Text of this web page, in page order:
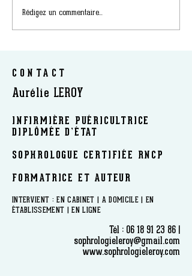
Rédigez un commentaire...
CONTACT
Aurélie LEROY
INFIRMIÈRE PUÉRICULTRICE
DIPLÔMÉE D’ÉTAT
SOPHROLOGUE CERTIFIÉE RNCP
FORMATRICE ET AUTEUR
​INTERVIENT : EN CABINET | A DOMICILE | EN
ÉTABLISSEMENT | EN LIGNE
Tél : 06 18 91 23 86
sophrologieleroy@gmail.com
www.sophrologieleroy.com